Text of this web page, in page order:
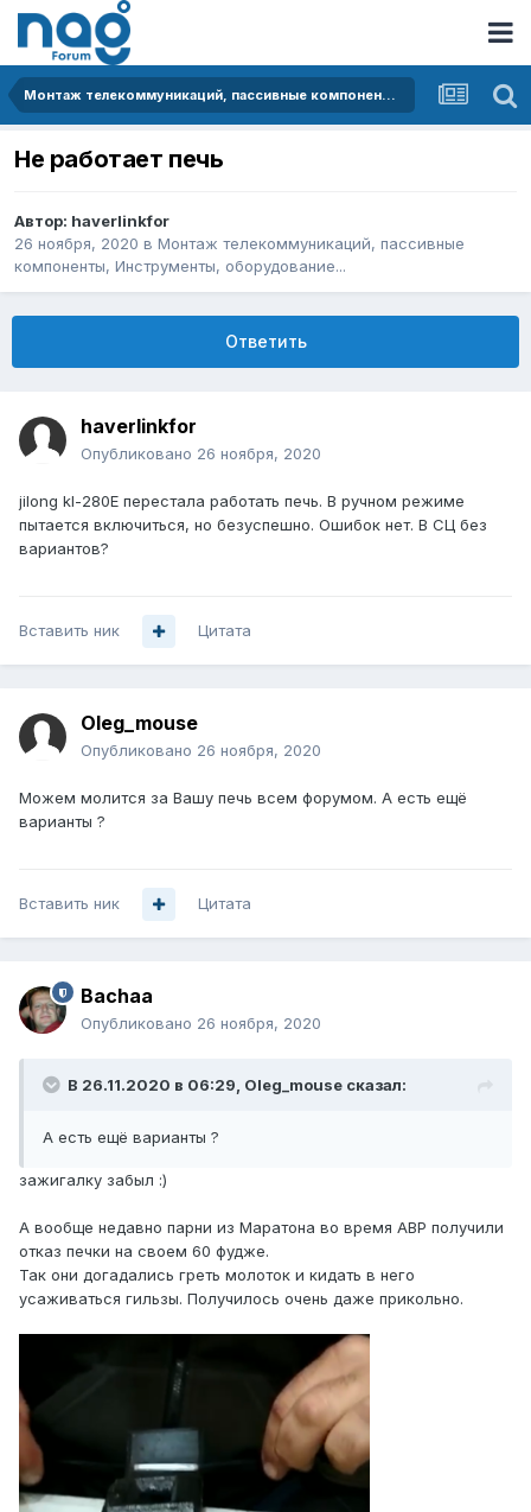
Монтаж телекоммуникаций, пассивные компоненты, Инструменты, оборудование...
Не работает печь
Автор: haverlinkfor
26 ноября, 2020 в Монтаж телекоммуникаций, пассивные
компоненты, Инструменты, оборудование...
Ответить
haverlinkfor
Опубликовано 26 ноября, 2020
jilong kl-280E перестала работать печь. В ручном режиме
пытается включиться, но безуспешно. Ошибок нет. В СЦ без
вариантов?
Вставить ник Цитата
Oleg_mouse
Опубликовано 26 ноября, 2020
Можем молится за Вашу печь всем форумом. А есть ещё
варианты ?
Вставить ник Цитата
Bachaa
Опубликовано 26 ноября, 2020
В 26.11.2020 в 06:29, Oleg_mouse сказал:
А есть ещё варианты ?
зажигалку забыл :)
А вообще недавно парни из Маратона во время АВР получили
отказ печки на своем 60 фудже.
Так они догадались греть молоток и кидать в него
усаживаться гильзы. Получилось очень даже прикольно.